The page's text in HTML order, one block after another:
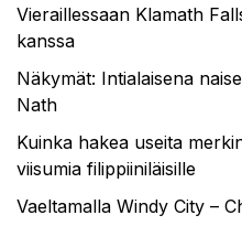
Vieraillessaan Klamath
kanssa
Näkymät: Intialaisena
Nath
Kuinka hakea useita
viisumia filippiiniläisille
Vaeltamalla Windy City –